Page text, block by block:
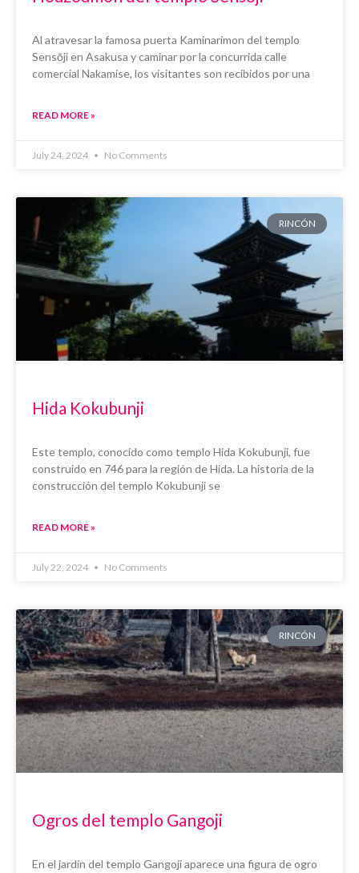
Al atravesar la famosa puerta Kaminarimon del templo
Sensōji en Asakusa y caminar por la concurrida calle
comercial Nakamise, los visitantes son recibidos por una
READ MORE »
July 24, 2024 No Comments
RINCÓN
Hida Kokubunji
Este templo, conocido como templo Hida Kokubunji, fue
construido en 746 para la región de Hida. La historia de la
construcción del templo Kokubunji se
READ MORE »
July 22, 2024 No Comments
RINCÓN
Ogros del templo Gangoji
En el jardín del templo Gangoji aparece una figura de ogro